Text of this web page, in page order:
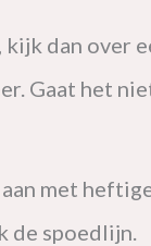
kijk dan over
Gaat het
met
spoedlijn.